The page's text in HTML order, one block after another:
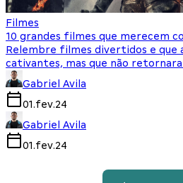
Filmes
10 grandes filmes que merecem
Relembre filmes divertidos e que
cativantes, mas que não
Gabriel Avila
01.fev.24
Gabriel Avila
01.fev.24